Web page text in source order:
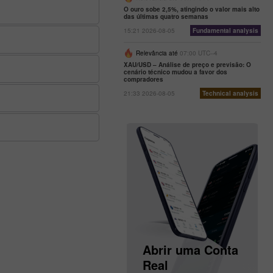
O ouro sobe 2,5%, atingindo o valor mais alto
das últimas quatro semanas
15:21 2026-08-05
Fundamental analysis
Relevância até 07:00 UTC--4
XAU/USD – Análise de preço e previsão: O
cenário técnico mudou a favor dos
compradores
21:33 2026-08-05
Technical analysis
Abrir uma Conta
Real